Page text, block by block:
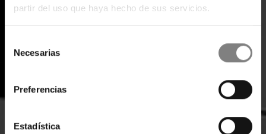
partir del uso que haya hecho de sus servicios.
Necesarias
Preferencias
Estadística